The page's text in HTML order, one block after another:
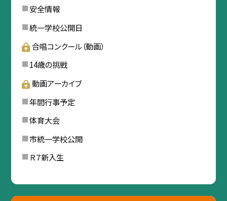
安全情報
統一学校公開日
合唱コンクール（動画）
14歳の挑戦
動画アーカイブ
年間行事予定
体育大会
市統一学校公開
Ｒ７新入生